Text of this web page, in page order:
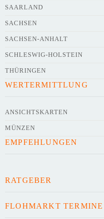
SAARLAND
SACHSEN
SACHSEN-ANHALT
SCHLESWIG-HOLSTEIN
THÜRINGEN
WERTERMITTLUNG
ANSICHTSKARTEN
MÜNZEN
EMPFEHLUNGEN
RATGEBER
FLOHMARKT TERMINE